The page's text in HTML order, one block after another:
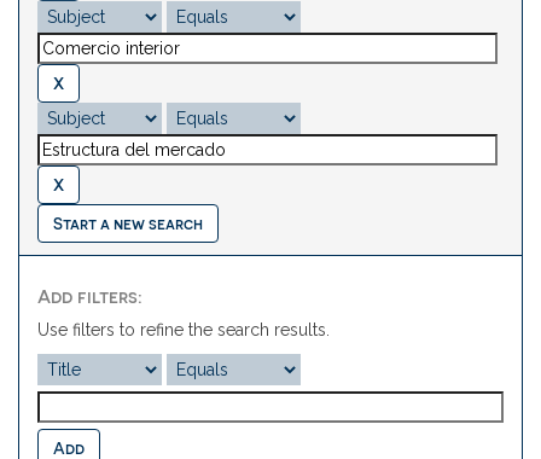
Start a new search
Add filters:
Use filters to refine the search results.